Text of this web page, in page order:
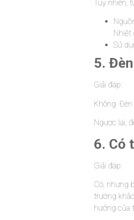
Tuy
Nhiệt
Sử
5.
Giải đáp:
Không.
Ngược lại,
6. Có
Giải đáp:
Có, nhưng
trường
hưởng của